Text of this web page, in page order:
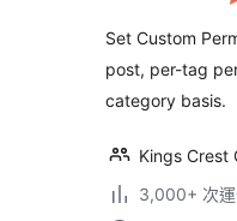
Set Custom
post, per-tag
category basis.
Kings Crest
3,000+ 次